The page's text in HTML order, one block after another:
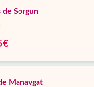
de Sorgun
Manavgat